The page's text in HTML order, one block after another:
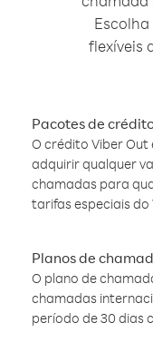
flexíveis
Pacotes de
O crédito Viber Out
adquirir qualquer
chamadas para
tarifas especiais do
Planos de
O plano de
chamadas
período de 30 dias